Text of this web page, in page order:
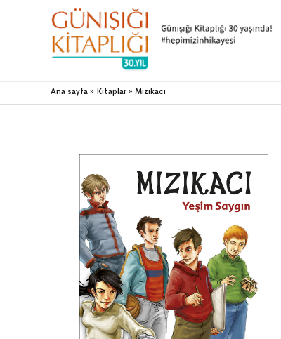
Ana sayfa Kitaplar Mızıkacı